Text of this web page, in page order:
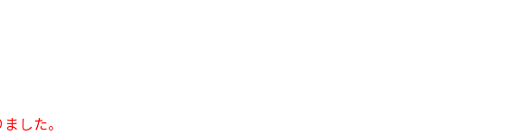
した。